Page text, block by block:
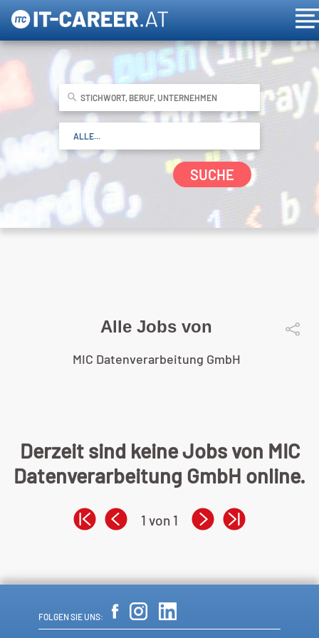
SUCHE
Alle Jobs von
MIC Datenverarbeitung GmbH
Derzeit sind keine Jobs von MIC
Datenverarbeitung GmbH online.
1 von 1
FOLGEN SIE UNS: